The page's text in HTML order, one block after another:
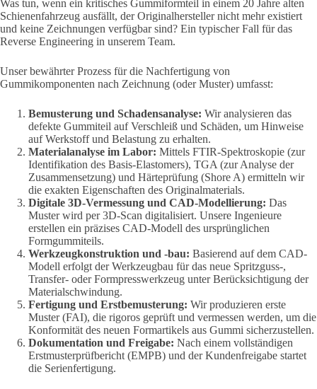
Was tun, wenn ein kritisches Gummiformteil in einem 20 Jahre alten
Schienenfahrzeug ausfällt, der Originalhersteller nicht mehr existiert
und keine Zeichnungen verfügbar sind? Ein typischer Fall für das
Reverse Engineering in unserem Team.
Unser bewährter Prozess für die Nachfertigung von
Gummikomponenten nach Zeichnung (oder Muster) umfasst:
Bemusterung und Schadensanalyse: Wir analysieren das
defekte Gummiteil auf Verschleiß und Schäden, um Hinweise
auf Werkstoff und Belastung zu erhalten.
Materialanalyse im Labor: Mittels FTIR-Spektroskopie (zur
Identifikation des Basis-Elastomers), TGA (zur Analyse der
Zusammensetzung) und Härteprüfung (Shore A) ermitteln wir
die exakten Eigenschaften des Originalmaterials.
Digitale 3D-Vermessung und CAD-Modellierung: Das
Muster wird per 3D-Scan digitalisiert. Unsere Ingenieure
erstellen ein präzises CAD-Modell des ursprünglichen
Formgummiteils.
Werkzeugkonstruktion und -bau: Basierend auf dem CAD-
Modell erfolgt der Werkzeugbau für das neue Spritzguss-,
Transfer- oder Formpresswerkzeug unter Berücksichtigung der
Materialschwindung.
Fertigung und Erstbemusterung: Wir produzieren erste
Muster (FAI), die rigoros geprüft und vermessen werden, um die
Konformität des neuen Formartikels aus Gummi sicherzustellen.
Dokumentation und Freigabe: Nach einem vollständigen
Erstmusterprüfbericht (EMPB) und der Kundenfreigabe startet
die Serienfertigung.